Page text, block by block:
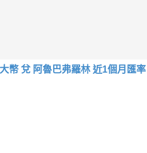
幣 兌 阿魯巴弗羅林 近1個月匯率